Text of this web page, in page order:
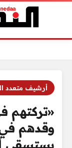
أرشيف متعدد
«تركتهم
وقدهم
يستسقي